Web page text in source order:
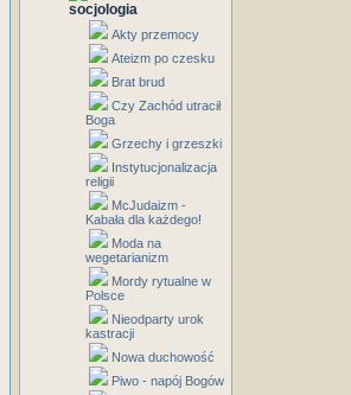
socjologia
Akty przemocy
Ateizm po czesku
Brat brud
Czy Zachód utracił
Boga
Grzechy i grzeszki
Instytucjonalizacja
religii
McJudaizm -
Kabała dla każdego!
Moda na
wegetarianizm
Mordy rytualne w
Polsce
Nieodparty urok
kastracji
Nowa duchowość
Piwo - napój Bogów